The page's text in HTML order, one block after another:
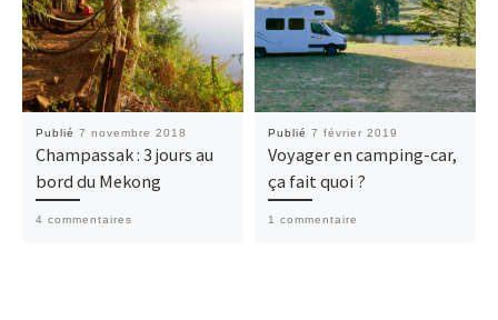
Publié 7 novembre 2018
Champassak : 3 jours au
bord du Mekong
4 commentaires
Publié 7 février 2019
Voyager en camping-car,
ça fait quoi ?
1 commentaire